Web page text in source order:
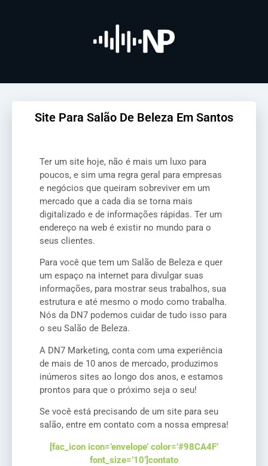
Site Para Salão De Beleza Em Santos
Ter um site hoje, não é mais um luxo para
poucos, e sim uma regra geral para empresas
e negócios que queiram sobreviver em um
mercado que a cada dia se torna mais
digitalizado e de informações rápidas. Ter um
endereço na web é existir no mundo para o
seus clientes.
Para você que tem um Salão de Beleza e quer
um espaço na internet para divulgar suas
informações, para mostrar seus trabalhos, sua
estrutura e até mesmo o modo como trabalha.
Nós da DN7 podemos cuidar de tudo isso para
o seu Salão de Beleza.
A DN7 Marketing, conta com uma experiência
de mais de 10 anos de mercado, produzimos
inúmeros sites ao longo dos anos, e estamos
prontos para que o próximo seja o seu!
Se você está precisando de um site para seu
salão, entre em contato com a nossa empresa!
[fac_icon icon=’envelope’ color=’#98CA4F’
font_size=’10’]contato